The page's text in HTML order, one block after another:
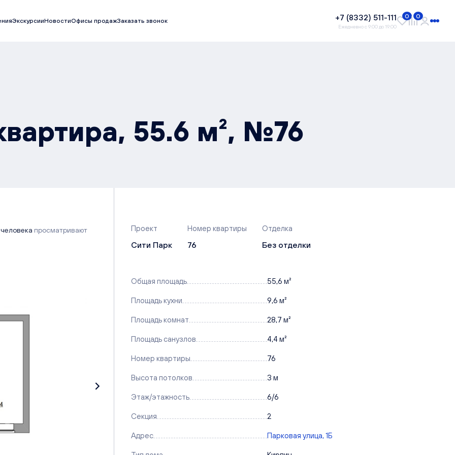
ЭкскурсииНовостиОфисы продажЗаказать звонок +7 (8332) 511-111
Ежедневно с 9:00 до 19:00
0 0
55.6 м², №76
просматривают Проект
Сити Парк
Номер квартиры
76
Отделка
Без отделки
Общая площадь 55,6 м²
Площадь кухни 9,6 м²
Площадь комнат 28,7 м²
Площадь санузлов 4,4 м²
Номер квартиры 76
Высота потолков 3 м
Этаж/этажность 6/6
Секция 2
Адрес Парковая улица, 1Б